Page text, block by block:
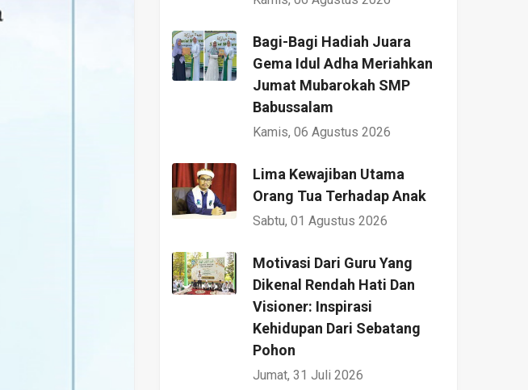
Bagi-Bagi Hadiah Juara
Gema Idul Adha Meriahkan
Jumat Mubarokah SMP
Babussalam
Kamis, 06 Agustus 2026
Lima Kewajiban Utama
Orang Tua Terhadap Anak
Sabtu, 01 Agustus 2026
Motivasi Dari Guru Yang
Dikenal Rendah Hati Dan
Visioner: Inspirasi
Kehidupan Dari Sebatang
Pohon
Jumat, 31 Juli 2026